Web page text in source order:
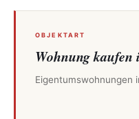
OBJEKTART
Wohnung kaufen
Eigentumswohnungen